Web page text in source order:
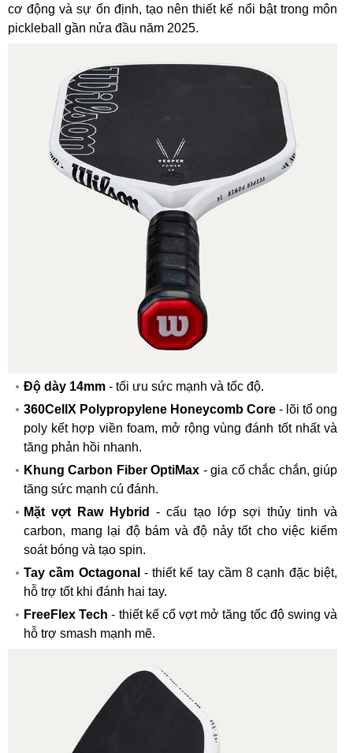
cơ động và sự ổn định, tạo nên thiết kế nổi bật trong môn
pickleball gần nửa đầu năm 2025.
Độ dày 14mm - tối ưu sức mạnh và tốc độ.
360CellX Polypropylene Honeycomb Core - lõi tổ ong
poly kết hợp viền foam, mở rộng vùng đánh tốt nhất và
tăng phản hồi nhanh.
Khung Carbon Fiber OptiMax - gia cố chắc chắn, giúp
tăng sức mạnh cú đánh.
Mặt vợt Raw Hybrid
- cấu tạo lớp sợi thủy tinh và
carbon, mang lại độ bám và độ nảy tốt cho việc kiểm
soát bóng và tạo spin.
Tay cầm Octagonal - thiết kế tay cầm 8 cạnh đặc biệt,
hỗ trợ tốt khi đánh hai tay.
FreeFlex Tech - thiết kế cổ vợt mở tăng tốc độ swing và
hỗ trợ smash mạnh mẽ.